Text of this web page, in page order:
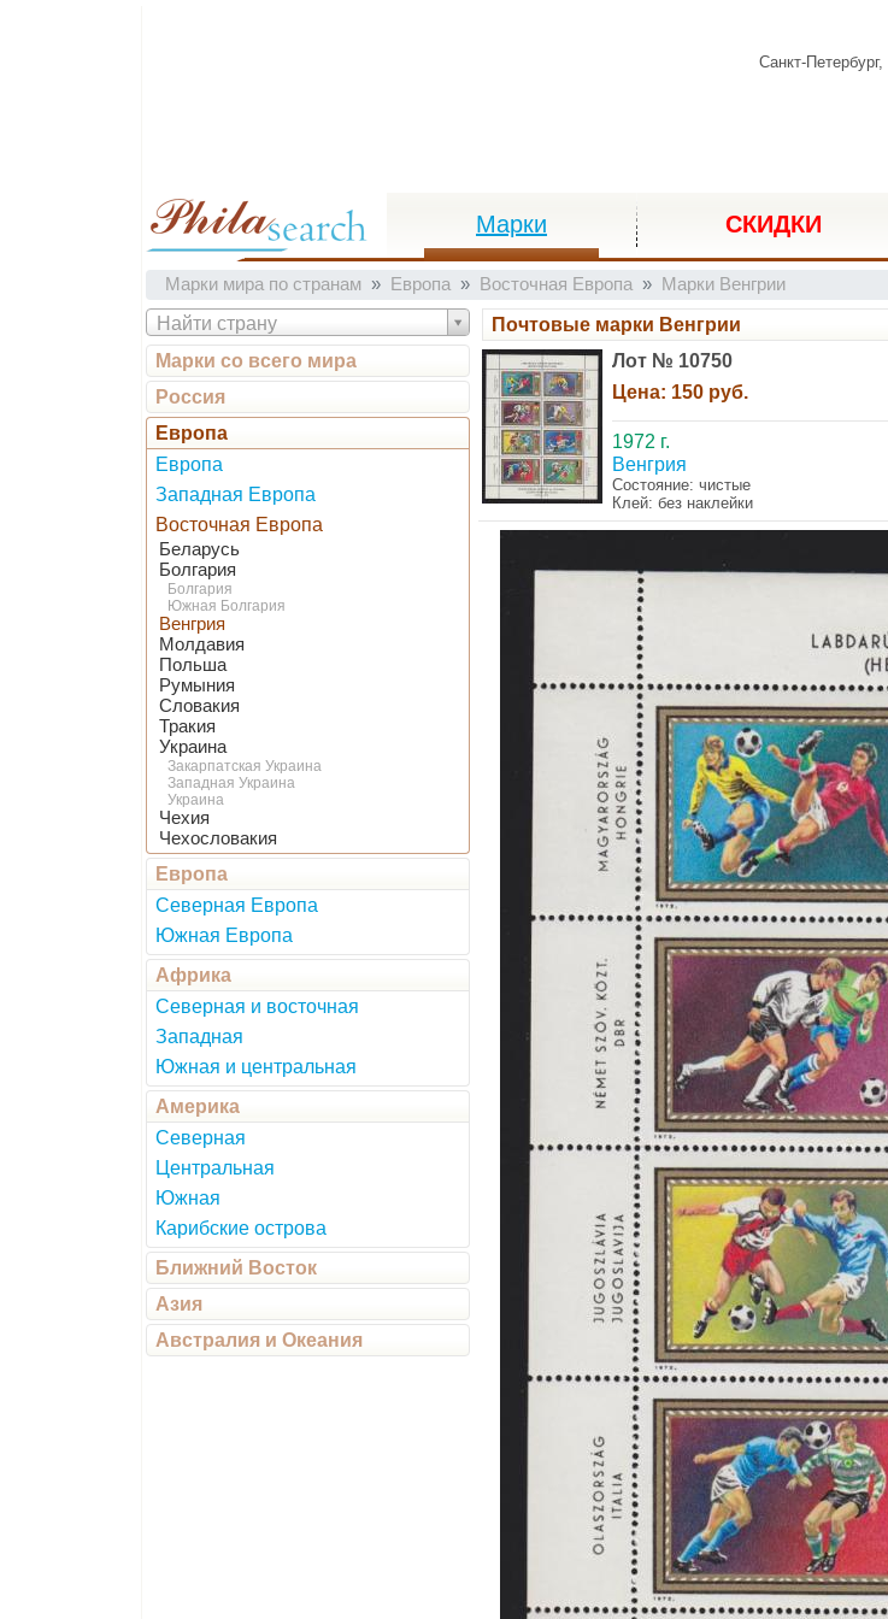
Санкт-Петербург,
Марки СКИДКИ
Марки мира по странам Европа Восточная Европа Марки Венгрии
Найти страну
Марки со всего мира
Россия
Европа
Европа
Западная Европа
Восточная Европа
Беларусь
Болгария
Болгария
Южная Болгария
Венгрия
Молдавия
Польша
Румыния
Словакия
Тракия
Украина
Закарпатская Украина
Западная Украина
Украина
Чехия
Чехословакия
Европа
Северная Европа
Южная Европа
Африка
Северная и восточная
Западная
Южная и центральная
Америка
Северная
Центральная
Южная
Карибские острова
Ближний Восток
Азия
Австралия и Океания
Почтовые марки Венгрии
Лот № 10750
Цена: 150 руб.
1972 г.
Венгрия
Состояние: чистые
Клей: без наклейки